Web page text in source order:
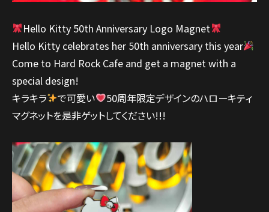
Hello Kitty 50th Anniversary Logo Magnet
Hello Kitty celebrates her 50th anniversary this year
Come to Hard Rock Cafe and get a magnet with a
special design!
キラキラ
で可愛い
50周年限定デザインのハローキティ
マグネットを是非ゲットしてください!!!